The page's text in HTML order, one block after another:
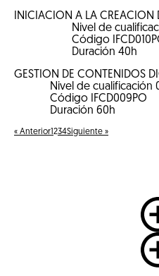
INICIACIÓN A LA CREACIÓN
Nivel de
Código
Duración 40h
GESTIÓN DE CONTENIDOS
Nivel de cualificación
Código
IFCD009PO
Duración 60h
« Anterior1234Siguiente »
Ver mas
Ver mas